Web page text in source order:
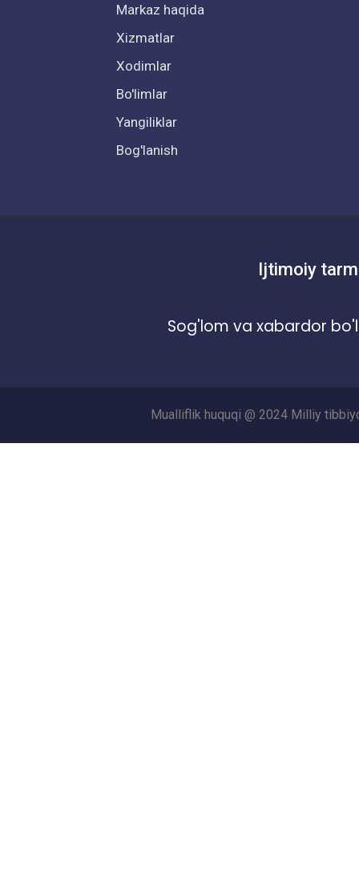
Markaz haqida
Xizmatlar
Xodimlar
Bo'limlar
Yangiliklar
Bog'lanish
Ijtimoiy
Sog'lom va xabardor
Mualliflik huquqi @ 2024 Milliy